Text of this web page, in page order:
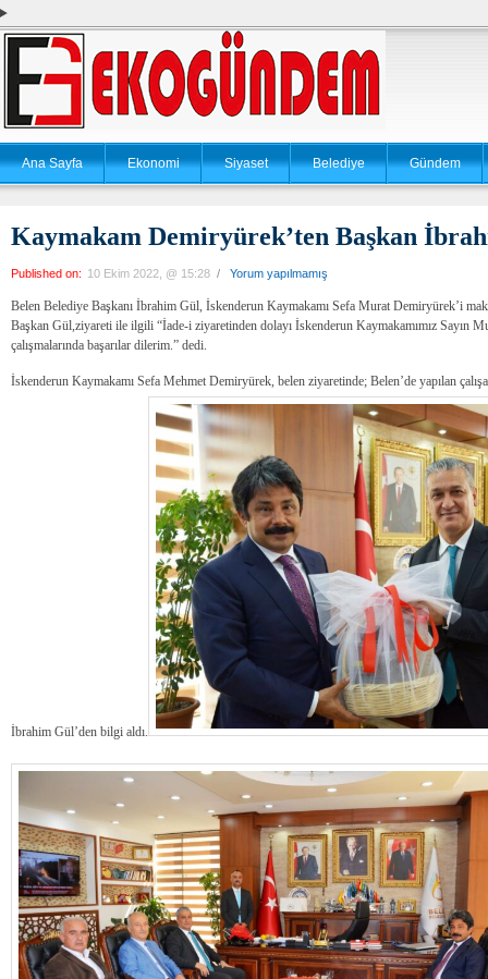
Ana Sayfa Ekonomi Siyaset Belediye Gündem
Kaymakam Demiryürek’ten Başkan
Published on: 10 Ekim 2022, @ 15:28 / Yorum yapılmamış
Belen Belediye Başkanı İbrahim Gül, İskenderun Kaymakamı Sefa Murat Demiryürek’i
Başkan Gül,ziyareti ile ilgili “İade-i ziyaretinden dolayı İskenderun Kaymakamımız Sayın
çalışmalarında başarılar dilerim.” dedi.
İskenderun Kaymakamı Sefa Mehmet Demiryürek, belen ziyaretinde; Belen’de yapılan
İbrahim Gül’den bilgi aldı.